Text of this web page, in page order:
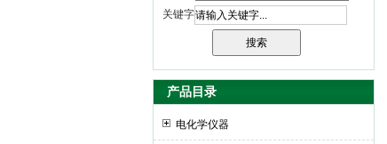
关键字
产品目录
电化学仪器